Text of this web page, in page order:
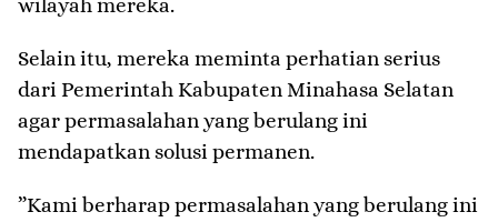
Selain itu, mereka meminta perhatian serius
dari Pemerintah Kabupaten Minahasa Selatan
agar permasalahan yang berulang ini
mendapatkan solusi permanen.
​”Kami berharap permasalahan yang berulang ini